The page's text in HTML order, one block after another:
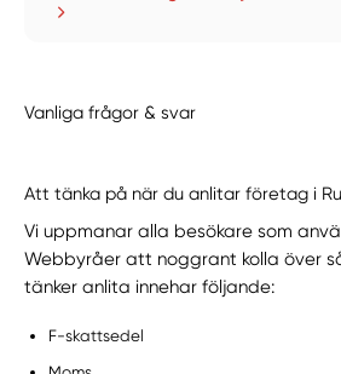
Vanliga frågor & svar
Att tänka på när du anlitar företag i
Vi uppmanar alla besökare som
Webbyråer att noggrant kolla över
tänker anlita innehar följande:
F-skattsedel